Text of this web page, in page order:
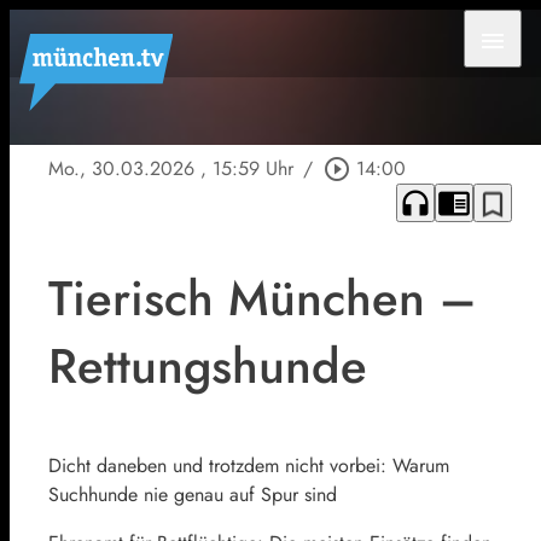
Mo., 30.03.2026 , 15:59 Uhr / play_circle_outline 14:00
headphones chrome_reader_mode bookmark_border
Tierisch München –
Rettungshunde
Dicht daneben und trotzdem nicht vorbei: Warum
Suchhunde nie genau auf Spur sind